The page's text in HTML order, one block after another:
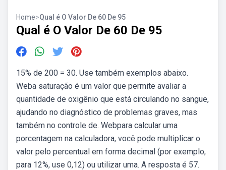
Home>Qual é O Valor De 60 De 95
Qual é O Valor De 60 De 95
15% de 200 = 30. Use também exemplos abaixo.
Weba saturação é um valor que permite avaliar a
quantidade de oxigênio que está circulando no sangue,
ajudando no diagnóstico de problemas graves, mas
também no controle de. Webpara calcular uma
porcentagem na calculadora, você pode multiplicar o
valor pelo percentual em forma decimal (por exemplo,
para 12%, use 0,12) ou utilizar uma. A resposta é 57.